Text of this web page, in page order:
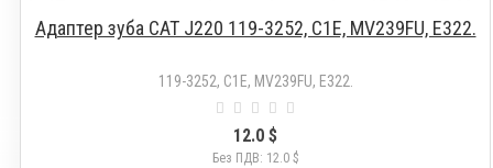
Адаптер зуба CAT J220 119-3252, C1E, MV239FU, Е322.
119-3252, C1E, MV239FU, Е322.
12.0 $
Без ПДВ: 12.0 $